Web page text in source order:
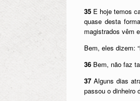
35 E hoje temos
quase desta
magistrados vêm
Bem, eles dizem:
36 Bem, não faz
37 Alguns dias
passou o dinheiro